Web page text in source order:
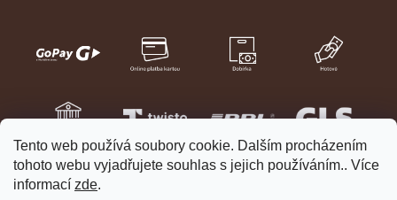
Tento web používá soubory cookie. Dalším procházením
tohoto webu vyjadřujete souhlas s jejich používáním.. Více
informací zde.